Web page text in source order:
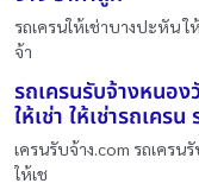
รถเครนให้เช่าบางปะหัน ใ
จ้า
รถเครนรับจ้างหนอง
ให้เช่า ให้เช่ารถเครน
เครนรับจ้าง.com รถเครน
ให้เช